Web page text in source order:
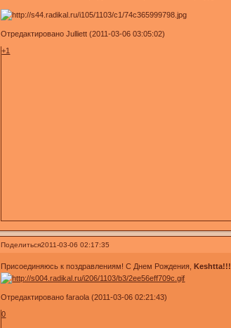
Отредактировано Julliett (2011-03-06 03:05:02)
+1
Поделиться2011-03-06 02:17:35
Присоединяюсь к поздравлениям! С Днем Рождения,Keshtta!!!
Отредактировано faraola (2011-03-06 02:21:43)
0